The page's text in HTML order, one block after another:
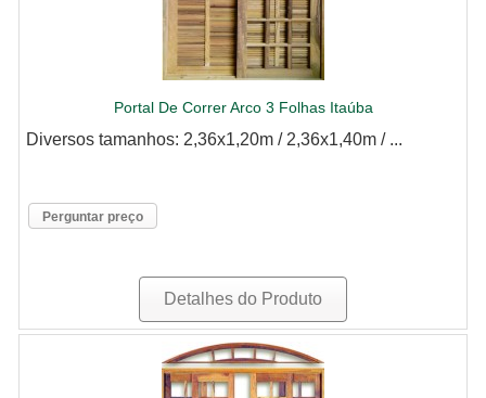
Portal De Correr Arco 3 Folhas Itaúba
Diversos tamanhos: 2,36x1,20m / 2,36x1,40m / ...
Perguntar preço
Detalhes do Produto